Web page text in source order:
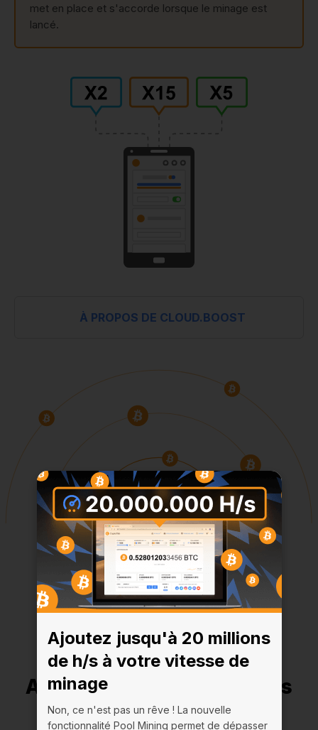
met en place et s'accorde lorsque le minage est
lancé.
À PROPOS DE CLOUD.BOOST
Ajoutez jusqu'à 20 millions
de h/s à votre vitesse de
Ajoutez jusqu'à 20 millions
de h/s à votre vitesse de
minage
Non, ce n'est pas un rêve ! La nouvelle
fonctionnalité Pool Mining permet de dépasser